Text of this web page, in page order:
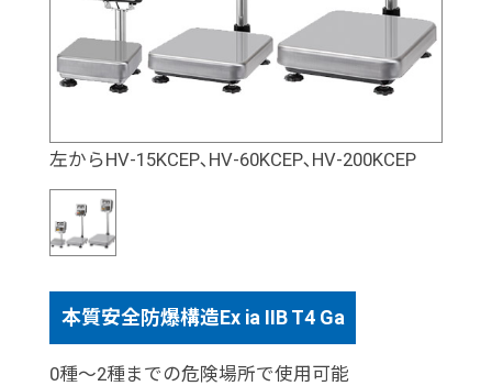
左からHV-15KCEP､HV-60KCEP､HV-200KCEP
本質安全防爆構造Ex ia IIB T4 Ga
0種～2種までの危険場所で使用可能